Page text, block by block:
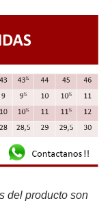
del producto son